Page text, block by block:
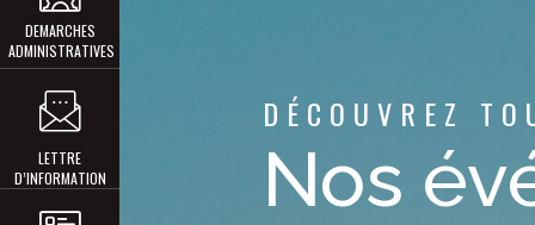
DEMARCHES
ADMINISTRATIVES
LETTRE
D’INFORMATION
DÉCOUVREZ
Nos